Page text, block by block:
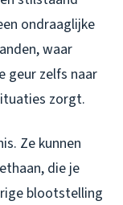
ondraaglijke
waar
geur zelfs naar
zorgt.
Ze kunnen
die je
blootstelling